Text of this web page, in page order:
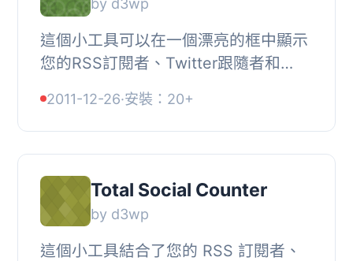
by d3wp
這個小工具可以在一個漂亮的框中顯示
您的RSS訂閱者、Twitter跟隨者和
圖。, 反饋,
http://www.webdev3000.com/social-
counter-...
2011-12-26·安裝：20+
Total Social Counter
by d3wp
這個小工具結合了您的 RSS 訂閱者、